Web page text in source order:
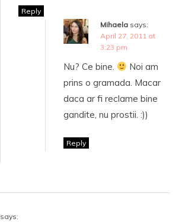
Reply
Mihaela says:
April 27, 2011 at
3:23 pm
Nu? Ce bine.
Noi am
prins o gramada. Macar
daca ar fi reclame bine
gandite, nu prostii. :))
Reply
says: